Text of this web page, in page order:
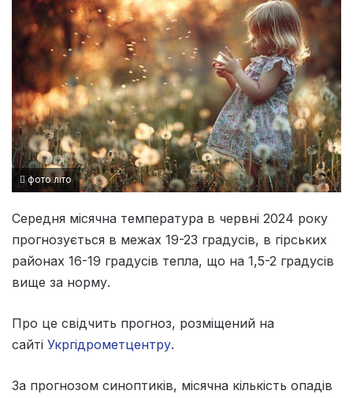
фото літо
Середня місячна температура в червні 2024 року
прогнозується в межах 19-23 градусів, в гірських
районах 16-19 градусів тепла, що на 1,5-2 градусів
вище за норму.
Про це свідчить прогноз, розміщений на
сайті Укргідрометцентру.
За прогнозом синоптиків, місячна кількість опадів